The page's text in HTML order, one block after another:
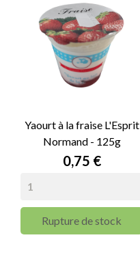
Yaourt à la fraise L'Esprit
Normand - 125g
Prix
0,75 €
Rupture de stock